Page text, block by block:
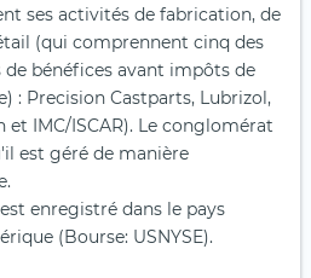
ses activités de fabrication, de
(qui comprennent cinq des
bénéfices avant impôts de
: Precision Castparts, Lubrizol,
IMC/ISCAR). Le conglomérat
est géré de manière
enregistré dans le pays
(Bourse: USNYSE).